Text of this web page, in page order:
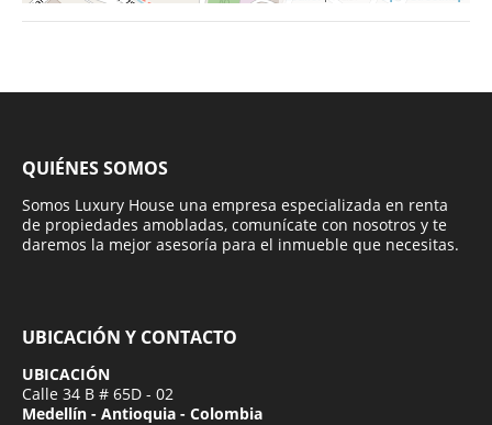
QUIÉNES SOMOS
Somos Luxury House una empresa especializada en renta
de propiedades amobladas, comunícate con nosotros y te
daremos la mejor asesoría para el inmueble que necesitas.
UBICACIÓN Y CONTACTO
UBICACIÓN
Calle 34 B # 65D - 02
Medellín - Antioquia - Colombia